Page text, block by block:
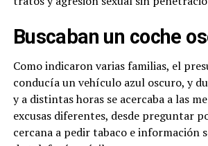
Buscaban un coche
Como indicaron varias familias, el
conducía un vehículo azul oscuro, y
y a distintas horas se acercaba a las
excusas diferentes, desde preguntar
cercana a pedir tabaco e información